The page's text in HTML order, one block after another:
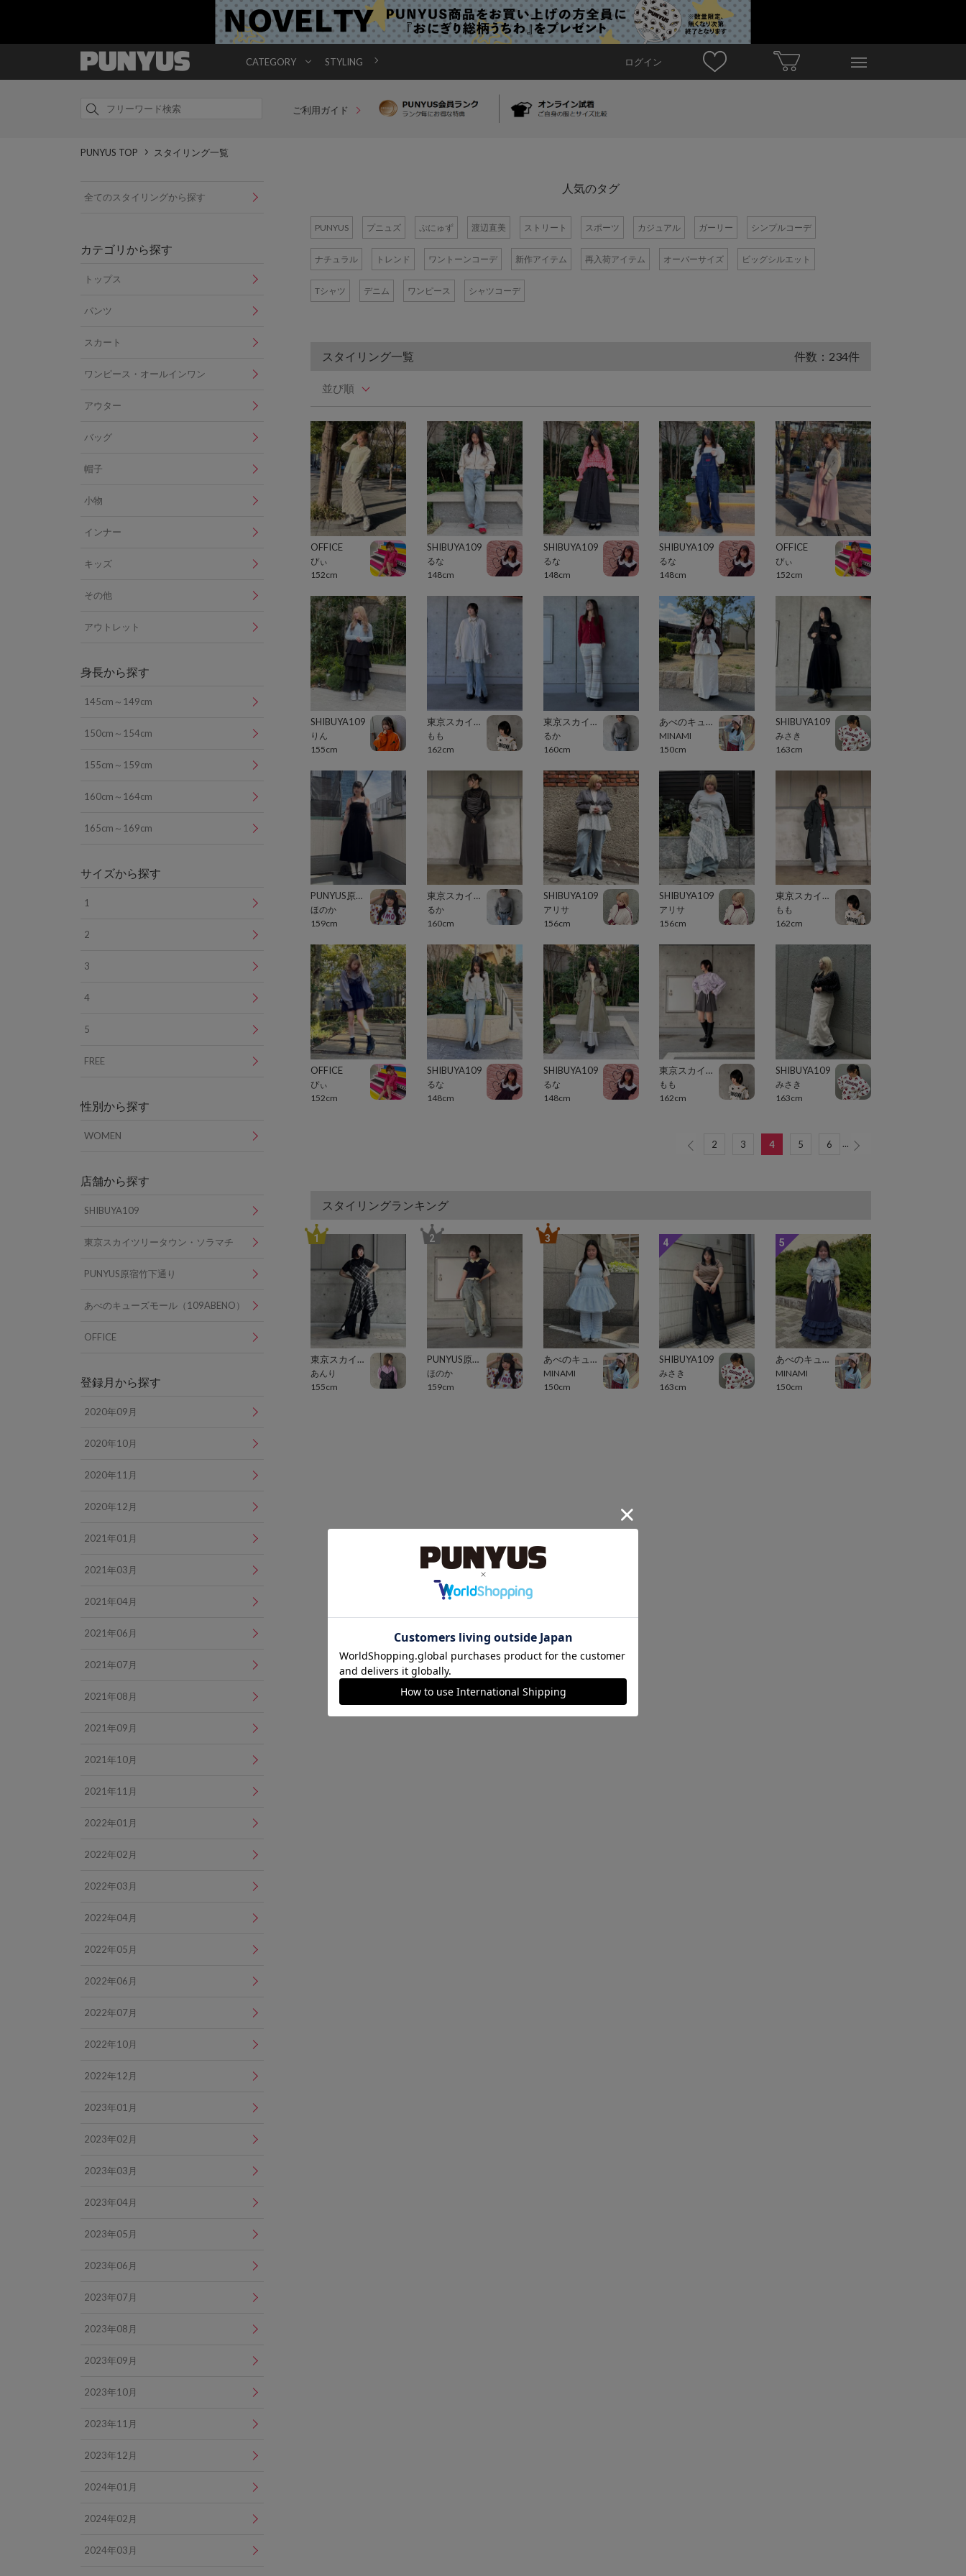
CATEGORY STYLING ログイン
ご利用ガイド
PUNYUS TOP スタイリング一覧
全てのスタイリングから探す
カテゴリから探す
トップス
パンツ
スカート
ワンピース・オールインワン
アウター
バッグ
帽子
小物
インナー
キッズ
その他
アウトレット
身長から探す
145cm～149cm
150cm～154cm
155cm～159cm
160cm～164cm
165cm～169cm
サイズから探す
1
2
3
4
5
FREE
性別から探す
WOMEN
店舗から探す
SHIBUYA109
東京スカイツリータウン・ソラマチ
PUNYUS原宿竹下通り
あべのキューズモール（109ABENO）
OFFICE
登録月から探す
2020年09月
2020年10月
2020年11月
2020年12月
2021年01月
2021年03月
2021年04月
2021年06月
2021年07月
2021年08月
2021年09月
2021年10月
2021年11月
2022年01月
2022年02月
2022年03月
2022年04月
2022年05月
2022年06月
2022年07月
2022年10月
2022年12月
2023年01月
2023年02月
2023年03月
2023年04月
2023年05月
2023年06月
2023年07月
2023年08月
2023年09月
2023年10月
2023年11月
2023年12月
2024年01月
2024年02月
2024年03月
人気のタグ
PUNYUS プニュズ ぷにゅず 渡辺直美 ストリート スポーツ カジュアル ガーリー シンプルコーデ
ナチュラル トレンド ワントーンコーデ 新作アイテム 再入荷アイテム オーバーサイズ ビッグシルエット
Tシャツ デニム ワンピース シャツコーデ
スタイリング一覧 件数：234件
並び順
OFFICE
ぴぃ
152cm
SHIBUYA109
るな
148cm
SHIBUYA109
るな
148cm
SHIBUYA109
るな
148cm
OFFICE
ぴぃ
152cm
SHIBUYA109
りん
155cm
東京スカイツリータウン・ソラマチ
もも
162cm
東京スカイツリータウン・ソラマチ
るか
160cm
あべのキューズモール（109ABENO）
MINAMI
150cm
SHIBUYA109
みさき
163cm
PUNYUS原宿竹下通り
ほのか
159cm
東京スカイツリータウン・ソラマチ
るか
160cm
SHIBUYA109
アリサ
156cm
SHIBUYA109
アリサ
156cm
東京スカイツリータウン・ソラマチ
もも
162cm
OFFICE
ぴぃ
152cm
SHIBUYA109
るな
148cm
SHIBUYA109
るな
148cm
東京スカイツリータウン・ソラマチ
もも
162cm
SHIBUYA109
みさき
163cm
2 3 4 5 6 ...
スタイリングランキング
東京スカイツリータウン・ソラマチ
あんり
155cm
1
PUNYUS原宿竹下通り
ほのか
159cm
2
あべのキューズモール（109ABENO）
MINAMI
150cm
3
SHIBUYA109
みさき
163cm
4
あべのキューズモール（109ABENO）
MINAMI
150cm
5